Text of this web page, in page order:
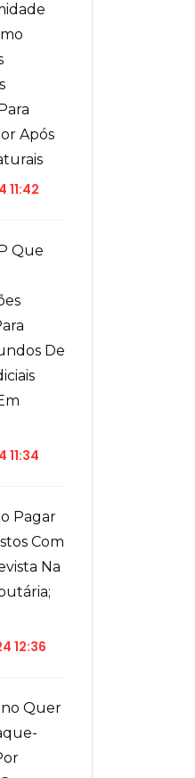
Após
11:42
Que
De
11:34
Pagar
Com
Na
12:36
Quer